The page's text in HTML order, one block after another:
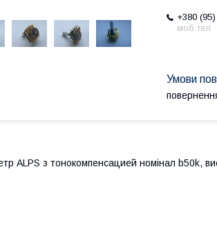
+380
моб.тел
ALPS з тонокомпенсацией номінал b50k,